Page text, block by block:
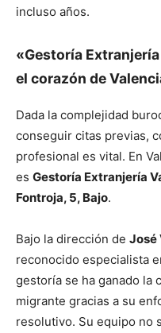
incluso años.
«Gestoría
el corazón de
Dada la complejidad
conseguir citas previas,
profesional es vital. En
es Gestoría Extranjería
Fontroja, 5, Bajo.
Bajo la dirección de José
reconocido especialista
gestoría se ha ganado la
migrante gracias a su
resolutivo. Su equipo no